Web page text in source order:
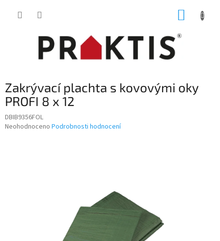
Zakrývací plachta s kovovými oky
PROFI 8 x 12
DBIB9356FOL
Průměrné
Neohodnoceno Podrobnosti hodnocení